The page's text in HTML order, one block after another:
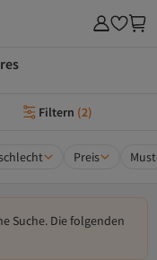
Filtern (2)
Preis
Suche. Die folgenden